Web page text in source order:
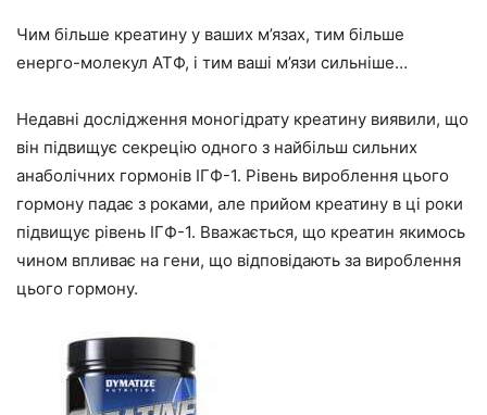
Чим більше креатину у ваших м’язах, тим більше
енерго-молекул АТФ, і тим ваші м’язи сильніше…
Недавні дослідження моногідрату креатину виявили, що
він підвищує секрецію одного з найбільш сильних
анаболічних гормонів ІГФ-1. Рівень вироблення цього
гормону падає з роками, але прийом креатину в ці роки
підвищує рівень ІГФ-1. Вважається, що креатин якимось
чином впливає на гени, що відповідають за вироблення
цього гормону.